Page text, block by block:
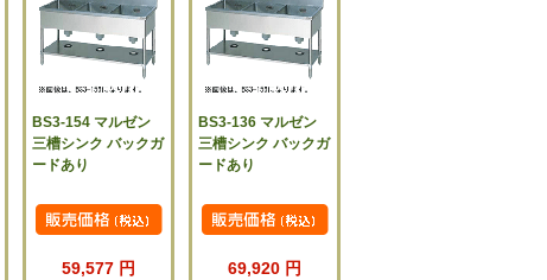
BS3-154 マルゼン
三槽シンク バックガ
ードあり
59,577 円
BS3-136 マルゼン
三槽シンク バックガ
ードあり
69,920 円